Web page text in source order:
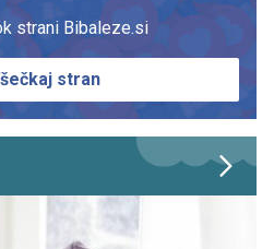
strani Bibaleze.si
stran